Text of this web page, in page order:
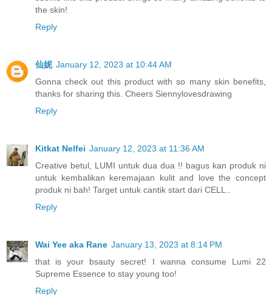
the skin!
Reply
仙妮 January 12, 2023 at 10:44 AM
Gonna check out this product with so many skin benefits,
thanks for sharing this. Cheers Siennylovesdrawing
Reply
Kitkat Nelfei January 12, 2023 at 11:36 AM
Creative betul, LUMI untuk dua dua !! bagus kan produk ni
untuk kembalikan keremajaan kulit and love the concept
produk ni bah! Target untuk cantik start dari CELL..
Reply
Wai Yee aka Rane January 13, 2023 at 8:14 PM
that is your bsauty secret! I wanna consume Lumi 22
Supreme Essence to stay young too!
Reply